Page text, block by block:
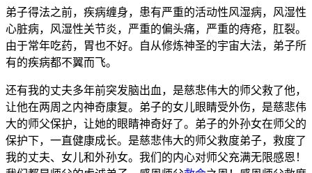
弟子得法之前，疾病缠身，患有严重的活动性风湿病，风湿性
心脏病，风湿性关节炎，严重的偏头痛，严重的痔疮，肛裂。
由于常年吃药，胃也不好。自从修炼神圣的宇宙大法，弟子所
有的疾病都不翼而飞。
还有我的丈夫多年前突发脑出血，是慈悲伟大的师父救了他，
让他在两周之内神奇康复。弟子的女儿眼睛受外伤，是慈悲伟
大的师父保护，让她的眼睛神奇好了。弟子的外孙女在师父的
保护下，一直健康成长。是慈悲伟大的师父救度弟子，救度了
我的丈夫、女儿和外孙女。我们的内心对师父充满无限感恩！